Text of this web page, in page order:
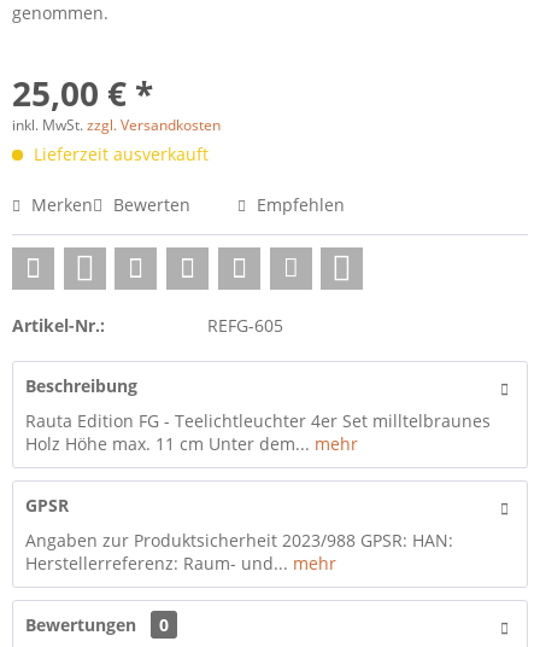
genommen.
25,00 € *
inkl. MwSt.zzgl. Versandkosten
Lieferzeit ausverkauft
Merken Bewerten Empfehlen
Artikel-Nr.: REFG-605
Beschreibung
Rauta Edition FG - Teelichtleuchter 4er Set milltelbraunes
Holz Höhe max. 11 cm Unter dem... mehr
GPSR
Angaben zur Produktsicherheit 2023/988 GPSR: HAN:
Herstellerreferenz: Raum- und... mehr
Bewertungen
0